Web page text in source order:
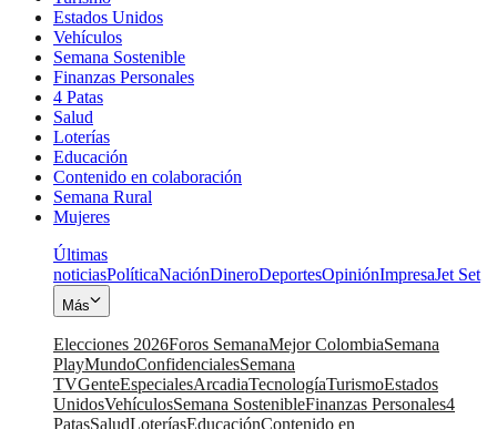
Estados Unidos
Vehículos
Semana Sostenible
Finanzas Personales
4 Patas
Salud
Loterías
Educación
Contenido en colaboración
Semana Rural
Mujeres
Últimas
noticiasPolíticaNaciónDineroDeportesOpiniónImpresaJet Set
Más
Elecciones 2026Foros SemanaMejor ColombiaSemana
PlayMundoConfidencialesSemana
TVGenteEspecialesArcadiaTecnologíaTurismoEstados
UnidosVehículosSemana SostenibleFinanzas Personales4
PatasSaludLoteríasEducaciónContenido en